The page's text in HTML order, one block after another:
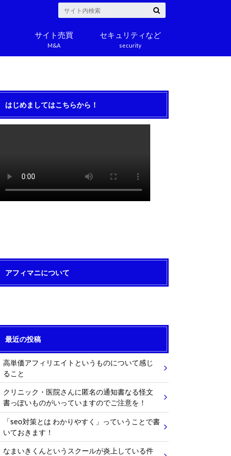
M&A
サイト売買
security
セキュリティなど
はじめましてはこちらから！
アフィマニについて
最近の投稿
高単価アフィリエイトというものについて感じ
ること
クリニック・医院さんに匿名の通知書なる怪文
書っぽいものがいっていますのでご注意を！
「seo対策とは わかりやすく」っていうことで書
いておきます！
なまいきくんというスクールが炎上している件